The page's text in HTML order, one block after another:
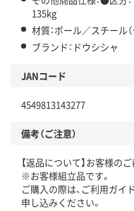
135kg
材質：ポール／スチール
ブランド：ドウシシャ
JANコード
4549813143277
備考（ご注意）
【返品について】お客様の
※お客様組立品です。
ご購入の際は、ご利用ガイ
申し込みください。